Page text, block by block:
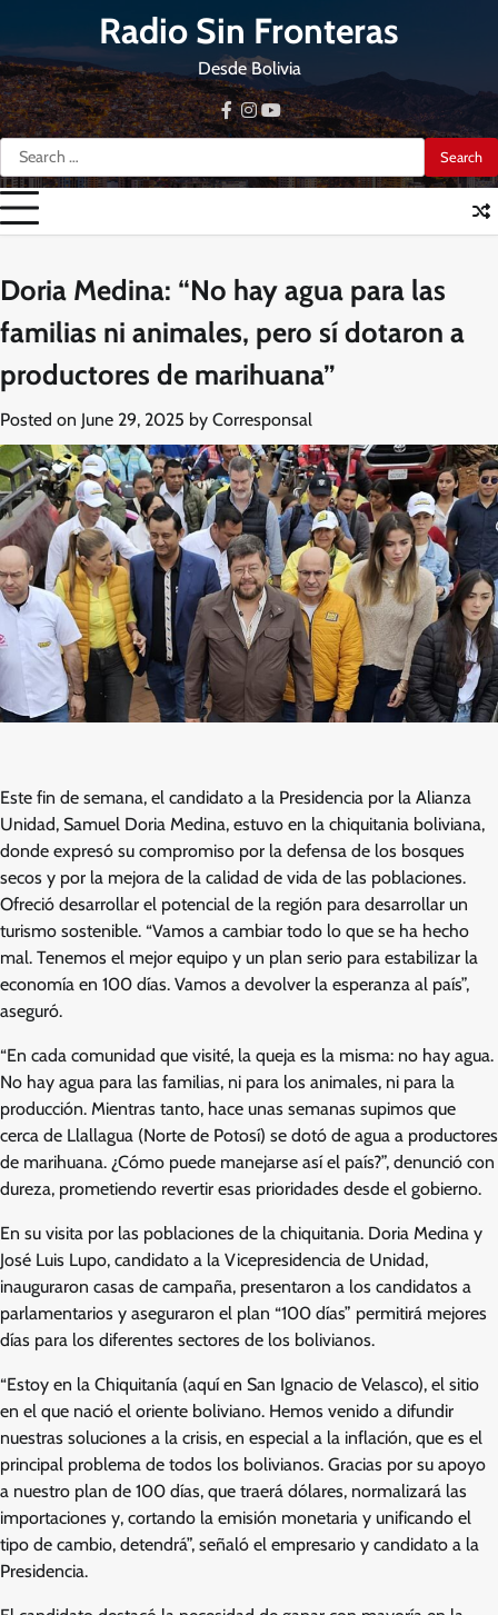
content
Radio Sin Fronteras
Desde Bolivia
Search
for:
facebook
instagram
youtube
Doria Medina: “No hay agua para las
familias ni animales, pero sí dotaron a
productores de marihuana”
Posted on June 29, 2025 by Corresponsal
Este fin de semana, el candidato a la Presidencia por la Alianza
Unidad, Samuel Doria Medina, estuvo en la chiquitania boliviana,
donde expresó su compromiso por la defensa de los bosques
secos y por la mejora de la calidad de vida de las poblaciones.
Ofreció desarrollar el potencial de la región para desarrollar un
turismo sostenible. “Vamos a cambiar todo lo que se ha hecho
mal. Tenemos el mejor equipo y un plan serio para estabilizar la
economía en 100 días. Vamos a devolver la esperanza al país”,
aseguró.
“En cada comunidad que visité, la queja es la misma: no hay agua.
No hay agua para las familias, ni para los animales, ni para la
producción. Mientras tanto, hace unas semanas supimos que
cerca de Llallagua (Norte de Potosí) se dotó de agua a productores
de marihuana. ¿Cómo puede manejarse así el país?”, denunció con
dureza, prometiendo revertir esas prioridades desde el gobierno.
En su visita por las poblaciones de la chiquitania. Doria Medina y
José Luis Lupo, candidato a la Vicepresidencia de Unidad,
inauguraron casas de campaña, presentaron a los candidatos a
parlamentarios y aseguraron el plan “100 días” permitirá mejores
días para los diferentes sectores de los bolivianos.
“Estoy en la Chiquitanía (aquí en San Ignacio de Velasco), el sitio
en el que nació el oriente boliviano. Hemos venido a difundir
nuestras soluciones a la crisis, en especial a la inflación, que es el
principal problema de todos los bolivianos. Gracias por su apoyo
a nuestro plan de 100 días, que traerá dólares, normalizará las
importaciones y, cortando la emisión monetaria y unificando el
tipo de cambio, detendrá”, señaló el empresario y candidato a la
Presidencia.